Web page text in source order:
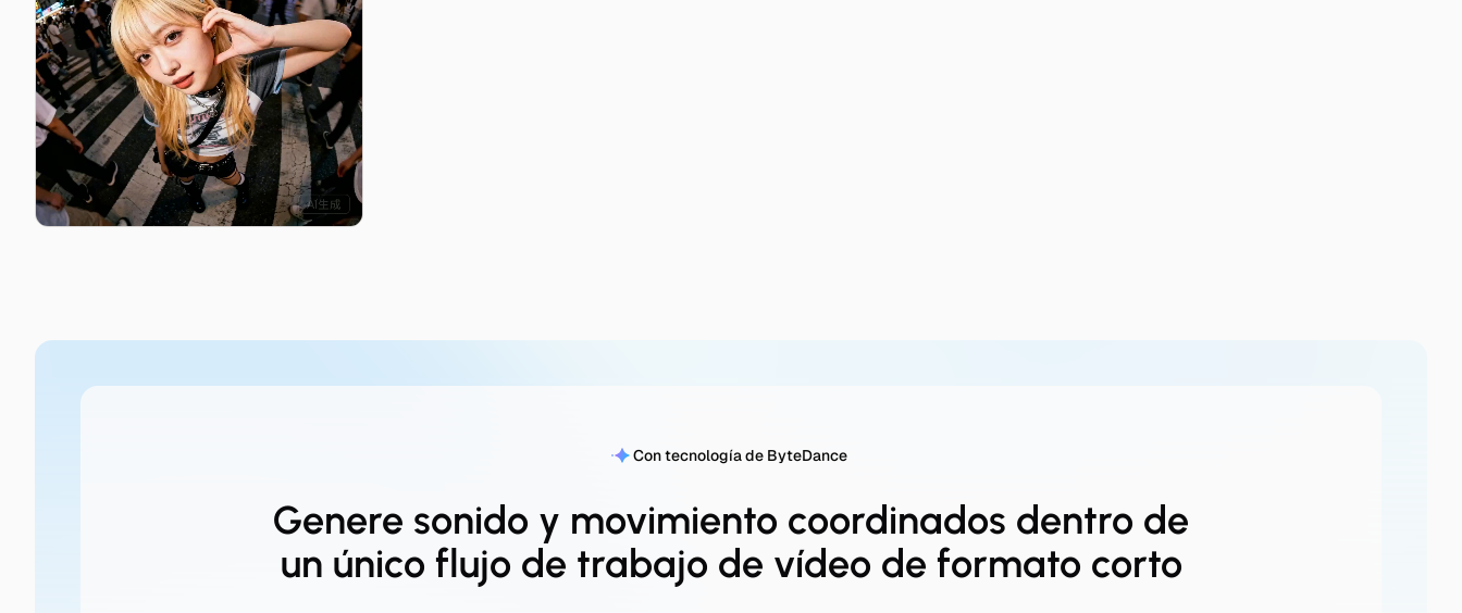
Con tecnología de ByteDance
Genere sonido y movimiento coordinados dentro de
un único flujo de trabajo de vídeo de formato corto